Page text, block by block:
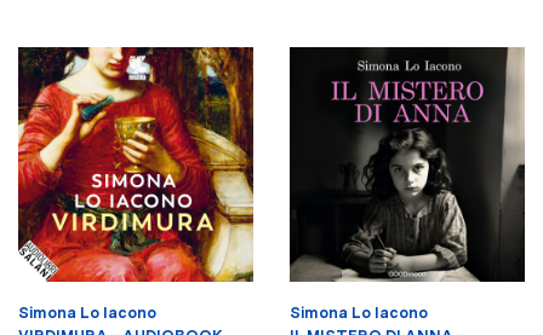
Simona Lo Iacono
Simona Lo Iacono